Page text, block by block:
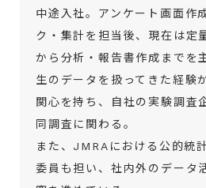
中途入社。アンケート画面作
ク・集計を担当後、現在は定
から分析・報告書作成までを
生のデータを扱ってきた経験
関心を持ち、自社の実験調査
同調査に関わる。
また、JMRAにおける公的統
委員も担い、社内外のデータ